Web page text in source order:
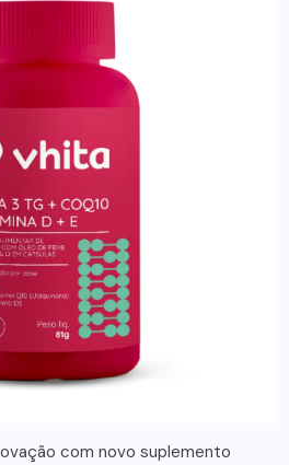
com novo suplemento